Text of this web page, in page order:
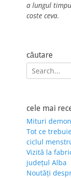
a lungul
coste ceva.
căutare
Search
for:
cele mai
Mituri
Tot ce
ciclul
Vizită la
județul Alba
Noutăți